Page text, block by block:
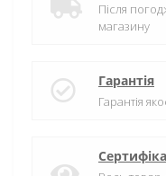
Після
магазину
Гарантія
Гарантія